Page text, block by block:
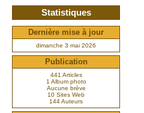
Statistiques
Dernière mise à jour
dimanche 3 mai 2026
Publication
441 Articles
1 Album photo
Aucune brève
10 Sites Web
144 Auteurs